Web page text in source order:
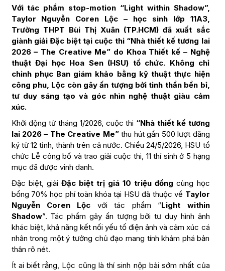
Với tác phẩm stop-motion “Light within Shadow”,
Taylor Nguyễn Coren Lộc – học sinh lớp 11A3,
Trường THPT Bùi Thị Xuân (TP.HCM) đã xuất sắc
giành giải Đặc biệt tại cuộc thi “Nhà thiết kế tương lai
2026 – The Creative Me” do Khoa Thiết kế – Nghệ
thuật Đại học Hoa Sen (HSU) tổ chức. Không chỉ
chinh phục Ban giám khảo bằng kỹ thuật thực hiện
công phu, Lộc còn gây ấn tượng bởi tinh thần bền bỉ,
tư duy sáng tạo và góc nhìn nghệ thuật giàu cảm
xúc.
Khởi động từ tháng 1/2026, cuộc thi “Nhà thiết kế tương
lai 2026 – The Creative Me”thu hút gần 500 lượt đăng
ký từ 12 tỉnh, thành trên cả nước. Chiều 24/5/2026, HSU tổ
chức Lễ công bố và trao giải cuộc thi, 11 thí sinh ở 5 hạng
mục đã được vinh danh.
Đặc biệt, giải Đặc biệt trị giá 10 triệu đồng cùng học
bổng 70% học phí toàn khóa tại HSU đã thuộc về Taylor
Nguyễn Coren Lộc với tác phẩm “Light within
Shadow”. Tác phẩm gây ấn tượng bởi tư duy hình ảnh
khác biệt, khả năng kết nối yếu tố điện ảnh và cảm xúc cá
nhân trong một ý tưởng chủ đạo mang tính khám phá bản
thân rõ nét.
Ít ai biết rằng, Lộc cũng là thí sinh nộp bài sớm nhất của